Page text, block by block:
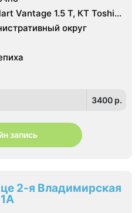
Vantage 1.5 Т, КТ Toshiba
округ
3400 p.
запись
2-я Владимирская